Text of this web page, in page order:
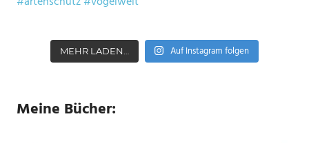
MEHR LADEN… Auf Instagram folgen
Meine Bücher: